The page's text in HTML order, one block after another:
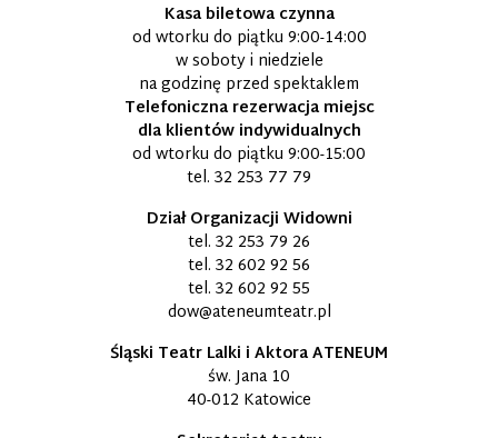
Kasa biletowa czynna
od wtorku do piątku 9:00-14:00
w soboty i niedziele
na godzinę przed spektaklem
Telefoniczna rezerwacja miejsc
dla klientów indywidualnych
od wtorku do piątku 9:00-15:00
tel. 32 253 77 79
Dział Organizacji Widowni
tel. 32 253 79 26
tel. 32 602 92 56
tel. 32 602 92 55
dow@ateneumteatr.pl
Śląski Teatr Lalki i Aktora ATENEUM
św. Jana 10
40-012 Katowice